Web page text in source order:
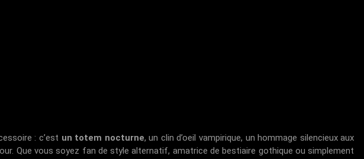
: c’est un totem nocturne, un clin d’oeil vampirique, un hommage silencieux aux
Que vous soyez fan de style alternatif, amatrice de bestiaire gothique ou simplement